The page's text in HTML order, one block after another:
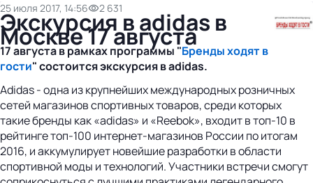
25 июля 2017, 14:56 2 631
Экскурсия в adidas в
Москве 17 августа
17 августа в рамках программы "Бренды ходят в
гости" состоится экскурсия в adidas.
Adidas - одна из крупнейших международных розничных
сетей магазинов спортивных товаров, среди которых
такие бренды как «adidas» и «Reebok», входит в топ-10 в
рейтинге топ-100 интернет-магазинов России по итогам
2016, и аккумулирует новейшие разработки в области
спортивной моды и технологий. Участники встречи смогут